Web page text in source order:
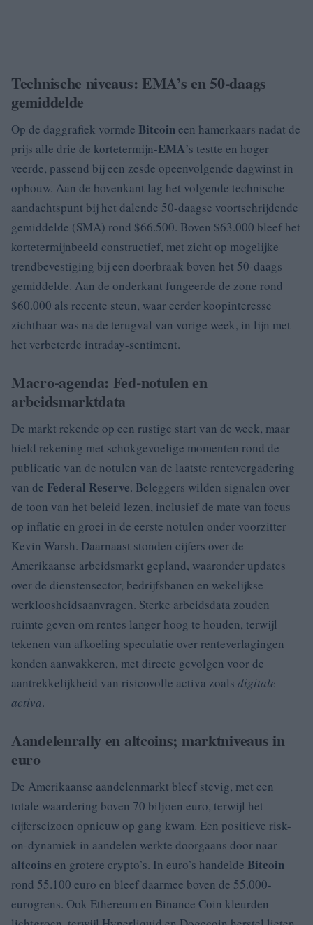
Technische niveaus: EMA’s en 50-daags
gemiddelde
Op de daggrafiek vormde Bitcoineen hamerkaars nadat de
prijs alle drie de kortetermijn-EMA’s testte en hoger
veerde, passend bij een zesde opeenvolgende dagwinst in
opbouw. Aan de bovenkant lag het volgende technische
aandachtspunt bij het dalende 50-daagse voortschrijdende
gemiddelde (SMA) rond $66.500. Boven $63.000 bleef het
kortetermijnbeeld constructief, met zicht op mogelijke
trendbevestiging bij een doorbraak boven het 50-daags
gemiddelde. Aan de onderkant fungeerde de zone rond
$60.000 als recente steun, waar eerder koopinteresse
zichtbaar was na de terugval van vorige week, in lijn met
het verbeterde intraday-sentiment.
Macro-agenda: Fed-notulen en
arbeidsmarktdata
De markt rekende op een rustige start van de week, maar
hield rekening met schokgevoelige momenten rond de
publicatie van de notulen van de laatste rentevergadering
van de Federal Reserve. Beleggers wilden signalen over
de toon van het beleid lezen, inclusief de mate van focus
op inflatie en groei in de eerste notulen onder voorzitter
Kevin Warsh. Daarnaast stonden cijfers over de
Amerikaanse arbeidsmarkt gepland, waaronder updates
over de dienstensector, bedrijfsbanen en wekelijkse
werkloosheidsaanvragen. Sterke arbeidsdata zouden
ruimte geven om rentes langer hoog te houden, terwijl
tekenen van afkoeling speculatie over renteverlagingen
konden aanwakkeren, met directe gevolgen voor de
aantrekkelijkheid van risicovolle activa zoals digitale
activa.
Aandelenrally en altcoins; marktniveaus in
euro
De Amerikaanse aandelenmarkt bleef stevig, met een
totale waardering boven 70 biljoen euro, terwijl het
cijferseizoen opnieuw op gang kwam. Een positieve risk-
on-dynamiek in aandelen werkte doorgaans door naar
altcoins en grotere crypto’s. In euro’s handelde Bitcoin
rond 55.100 euro en bleef daarmee boven de 55.000-
eurogrens. Ook Ethereum en Binance Coin kleurden